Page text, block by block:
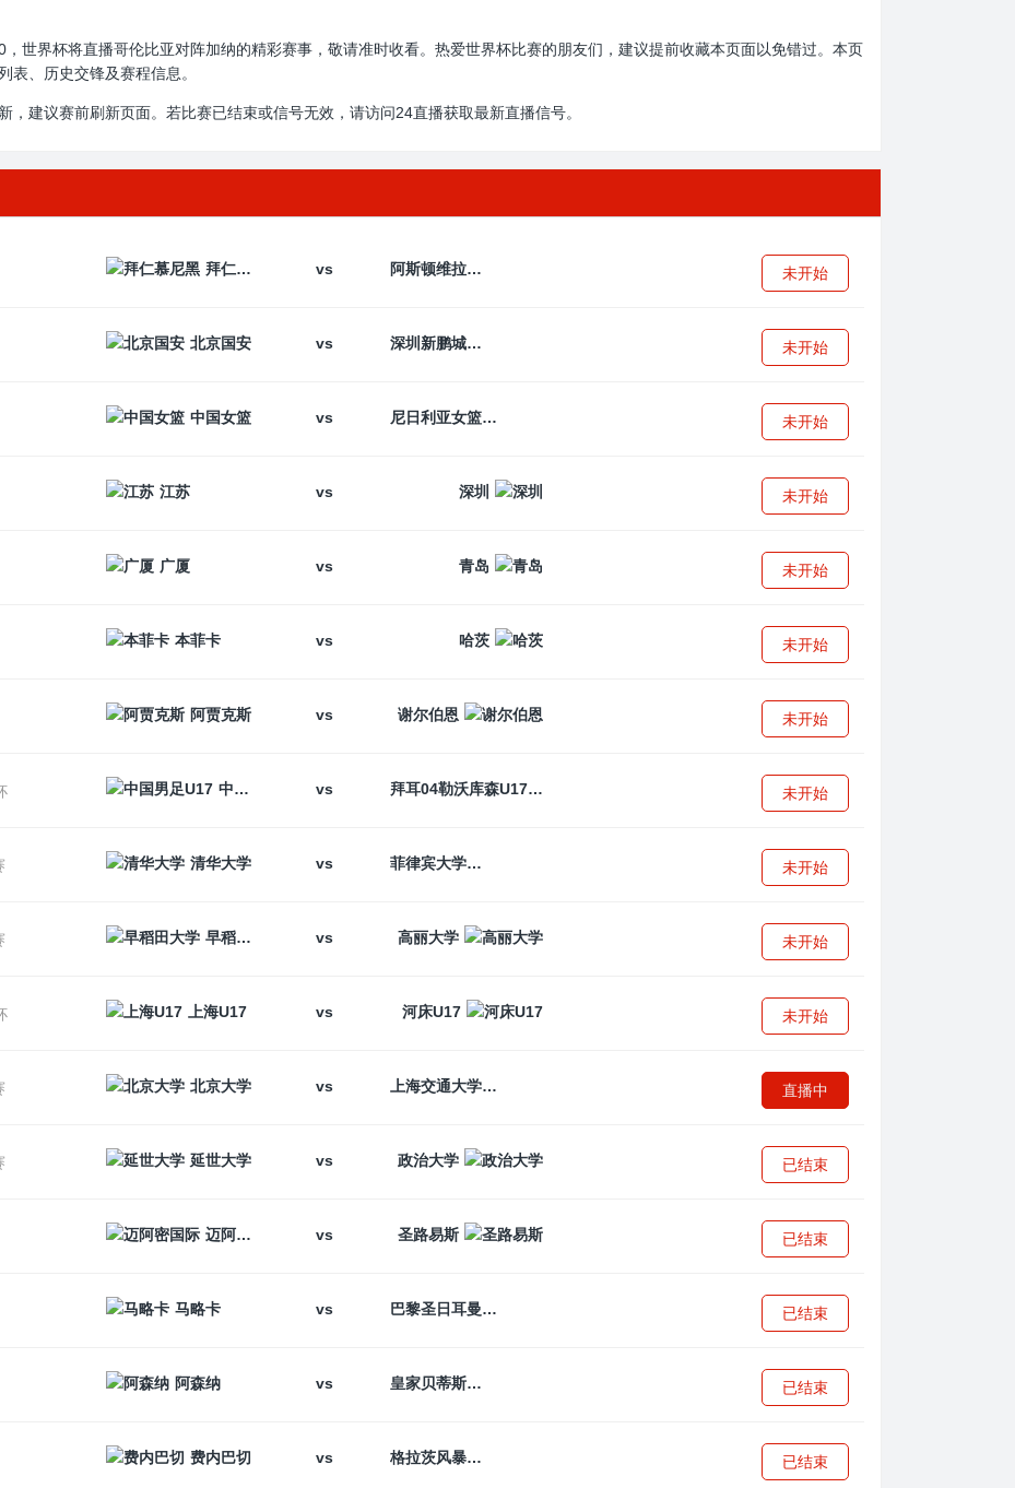
世界杯将直播哥伦比亚对阵加纳的精彩赛事，敬请准时收看。热爱世界杯比赛的朋友们，建议提前收藏本页面以免错过。本页
表、历史交锋及赛程信息。
，建议赛前刷新页面。若比赛已结束或信号无效，请访问24直播获取最新直播信号。
拜仁慕尼黑 vs 阿斯顿维拉 未开始
北京国安 vs 深圳新鹏城 未开始
中国女篮 vs 尼日利亚女篮 未开始
江苏 vs 深圳 未开始
广厦 vs 青岛 未开始
本菲卡 vs 哈茨 未开始
阿贾克斯 vs 谢尔伯恩 未开始
中国男足U17 vs 拜耳04勒沃库森U17 未开始
清华大学 vs 菲律宾大学 未开始
早稻田大学 vs 高丽大学 未开始
上海U17 vs 河床U17 未开始
北京大学 vs 上海交通大学 直播中
延世大学 vs 政治大学 已结束
迈阿密国际 vs 圣路易斯 已结束
马略卡 vs 巴黎圣日耳曼 已结束
阿森纳 vs 皇家贝蒂斯 已结束
费内巴切 vs 格拉茨风暴 已结束